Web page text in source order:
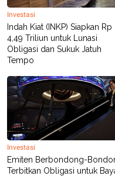
Investasi
Indah Kiat (INKP) Siapkan Rp
4,49 Triliun untuk Lunasi
Obligasi dan Sukuk Jatuh
Tempo
Investasi
Emiten Berbondong-
Terbitkan Obligasi untuk